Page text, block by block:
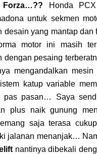
Honda
untuk sekmen
desain yang mantap
motor ini masih
dengan pesaing
mengandalkan
katup variable
pas pasan… Saya
plus naik gunung
saja terasa
jalanan menanjak…
nantinya dibekali